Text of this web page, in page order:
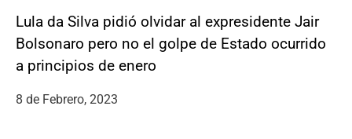
Lula da Silva pidió olvidar al expresidente Jair
Bolsonaro pero no el golpe de Estado ocurrido
a principios de enero
8 de Febrero, 2023